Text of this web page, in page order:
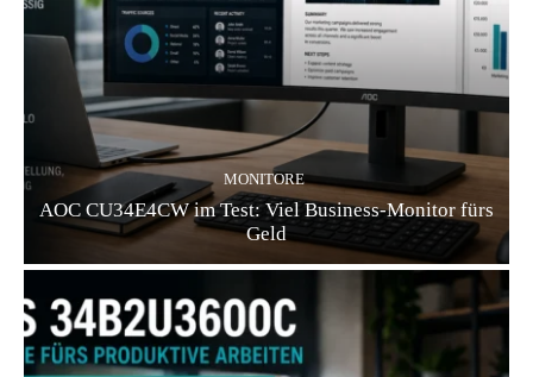
MONITORE
AOC CU34E4CW im Test: Viel Business-Monitor fürs
Geld